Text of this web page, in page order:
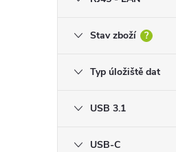
Stav zboží ?
Typ úložiště dat
USB 3.1
USB-C